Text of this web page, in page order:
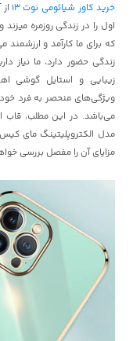
خرید کاور شیائومی نوت 13
اول را در زندگی روزمره
که برای ما کارآمد و
زندگی حضور دارد، ما نیاز
زیبایی و استایل گوشی
ویژگی‌های منحصر به فرد
مدل الکتروپلیتینگ مای
مزایای آن را مفصل بررسی